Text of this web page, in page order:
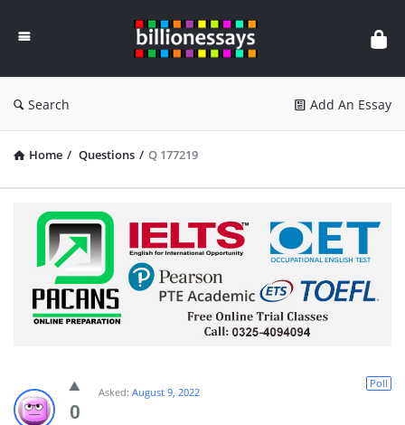
Essays
Search Add An Essay
Home / Questions / Q 177219
0
Poll
Asked: August 9, 2022